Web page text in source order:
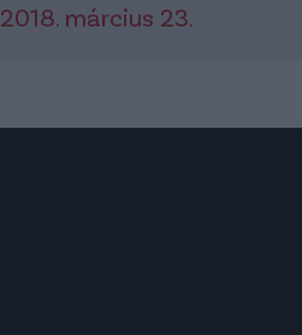
2018. március 23.